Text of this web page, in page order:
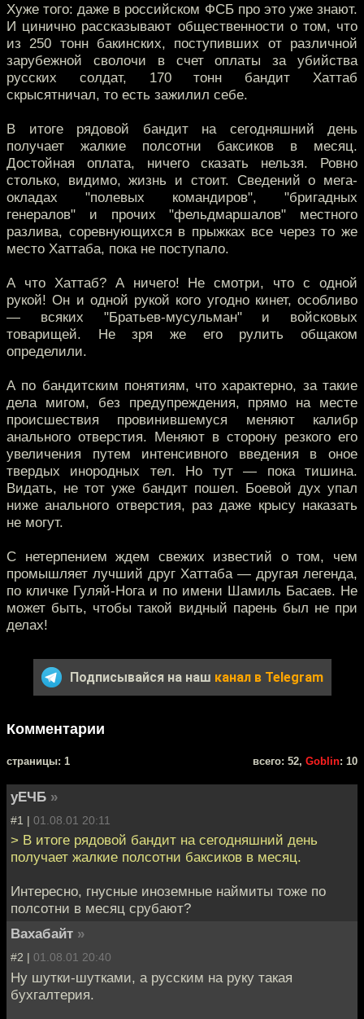
Хуже того: даже в российском ФСБ про это уже знают.
И цинично рассказывают общественности о том, что
из 250 тонн бакинских, поступивших от различной
зарубежной сволочи в счет оплаты за убийства
русских солдат, 170 тонн бандит Хаттаб
скрысятничал, то есть зажилил себе.
В итоге рядовой бандит на сегодняшний день
получает жалкие полсотни баксиков в месяц.
Достойная оплата, ничего сказать нельзя. Ровно
столько, видимо, жизнь и стоит. Сведений о мега-
окладах "полевых командиров", "бригадных
генералов" и прочих "фельдмаршалов" местного
разлива, соревнующихся в прыжках все через то же
место Хаттаба, пока не поступало.
А что Хаттаб? А ничего! Не смотри, что с одной
рукой! Он и одной рукой кого угодно кинет, особливо
— всяких "Братьев-мусульман" и войсковых
товарищей. Не зря же его рулить общаком
определили.
А по бандитским понятиям, что характерно, за такие
дела мигом, без предупреждения, прямо на месте
происшествия провинившемуся меняют калибр
анального отверстия. Меняют в сторону резкого его
увеличения путем интенсивного введения в оное
твердых инородных тел. Но тут — пока тишина.
Видать, не тот уже бандит пошел. Боевой дух упал
ниже анального отверстия, раз даже крысу наказать
не могут.
С нетерпением ждем свежих известий о том, чем
промышляет лучший друг Хаттаба — другая легенда,
по кличке Гуляй-Нога и по имени Шамиль Басаев. Не
может быть, чтобы такой видный парень был не при
делах!
Подписывайся на наш канал в Telegram
Комментарии
cтраницы: 1 всего: 52, Goblin: 10
уЕЧБ »
#1 | 01.08.01 20:11
> В итоге рядовой бандит на сегодняшний день
получает жалкие полсотни баксиков в месяц.
Интересно, гнусные иноземные наймиты тоже по
полсотни в месяц срубают?
Вахабайт »
#2 | 01.08.01 20:40
Ну шутки-шутками, а русским на руку такая
бухгалтерия.